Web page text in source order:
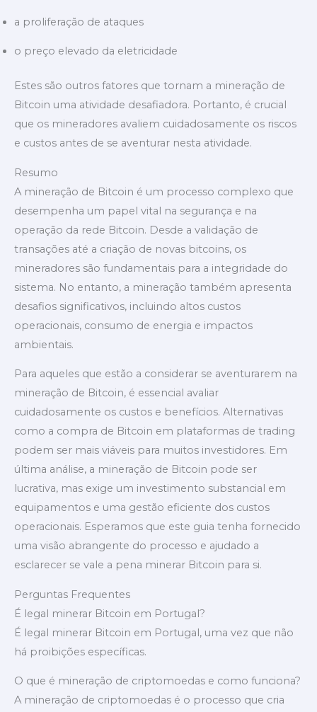
a proliferação de ataques
o preço elevado da eletricidade
Estes são outros fatores que tornam a mineração de
Bitcoin uma atividade desafiadora. Portanto, é crucial
que os mineradores avaliem cuidadosamente os riscos
e custos antes de se aventurar nesta atividade.
Resumo
A mineração de Bitcoin é um processo complexo que
desempenha um papel vital na segurança e na
operação da rede Bitcoin. Desde a validação de
transações até a criação de novas bitcoins, os
mineradores são fundamentais para a integridade do
sistema. No entanto, a mineração também apresenta
desafios significativos, incluindo altos custos
operacionais, consumo de energia e impactos
ambientais.
Para aqueles que estão a considerar se aventurarem na
mineração de Bitcoin, é essencial avaliar
cuidadosamente os custos e benefícios. Alternativas
como a compra de Bitcoin em plataformas de trading
podem ser mais viáveis para muitos investidores. Em
última análise, a mineração de Bitcoin pode ser
lucrativa, mas exige um investimento substancial em
equipamentos e uma gestão eficiente dos custos
operacionais. Esperamos que este guia tenha fornecido
uma visão abrangente do processo e ajudado a
esclarecer se vale a pena minerar Bitcoin para si.
Perguntas Frequentes
É legal minerar Bitcoin em Portugal?
É legal minerar Bitcoin em Portugal, uma vez que não
há proibições específicas.
O que é mineração de criptomoedas e como funciona?
A mineração de criptomoedas é o processo que cria